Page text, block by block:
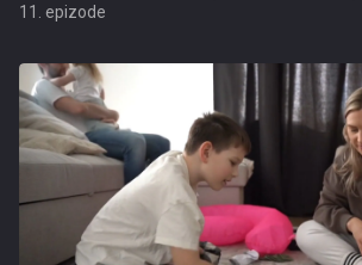
11. epizode